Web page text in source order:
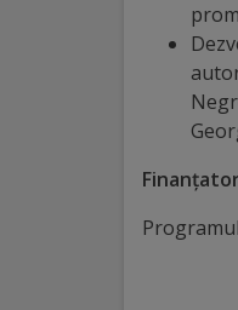
Galerie
video